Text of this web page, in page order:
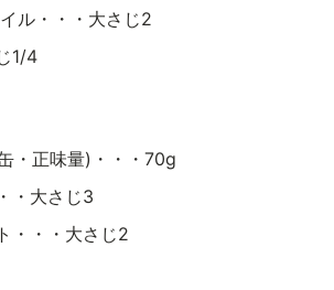
ル・・・大さじ2
1/4
・正味量)・・・70g
・大さじ3
・・・大さじ2